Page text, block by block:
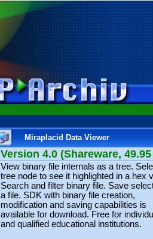
Miraplacid Data Viewer
Version 4.0 (Shareware,
View binary file internals as a tree.
tree node to see it highlighted in a hex
Search and filter binary file. Save
a file. SDK with binary file creation,
modification and saving capabilities is
available for download. Free for
and qualified educational institutions.